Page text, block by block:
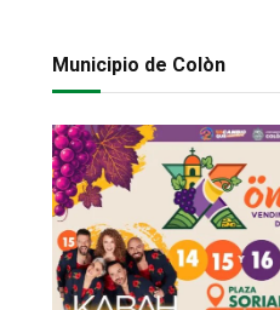
Municipio de Colòn